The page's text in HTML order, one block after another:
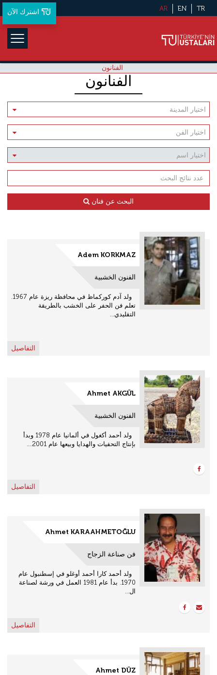
TR
EN
AR اشترك الآن
الفنانون
الفنانون
البحث عن فنان
Adem KORKMAZ
الفنون الخشبية
ولد آدم كوركماظ في محافظة ريزة عام 1967.
تعلم فن الحفر على الخشب بالطريقة
التقليدي...
التفاصيل
Ahmet AKGÜL
الفنون الخشبية
ولد أحمد أكغول في ألمانيا عام 1978 وبدأ
بإنتاج التحفيات والهدايا وبيعها عام 2001....
التفاصيل
Ahmet KARAAHMETOĞLU
فن صناعة الزجاج
ولد أحمد كارا أحمد أوغلو في إسطنبول عام
1970. بدأ عام 1981 العمل في ورشة لصناعة
ال...
التفاصيل
Ahmet DÜZ